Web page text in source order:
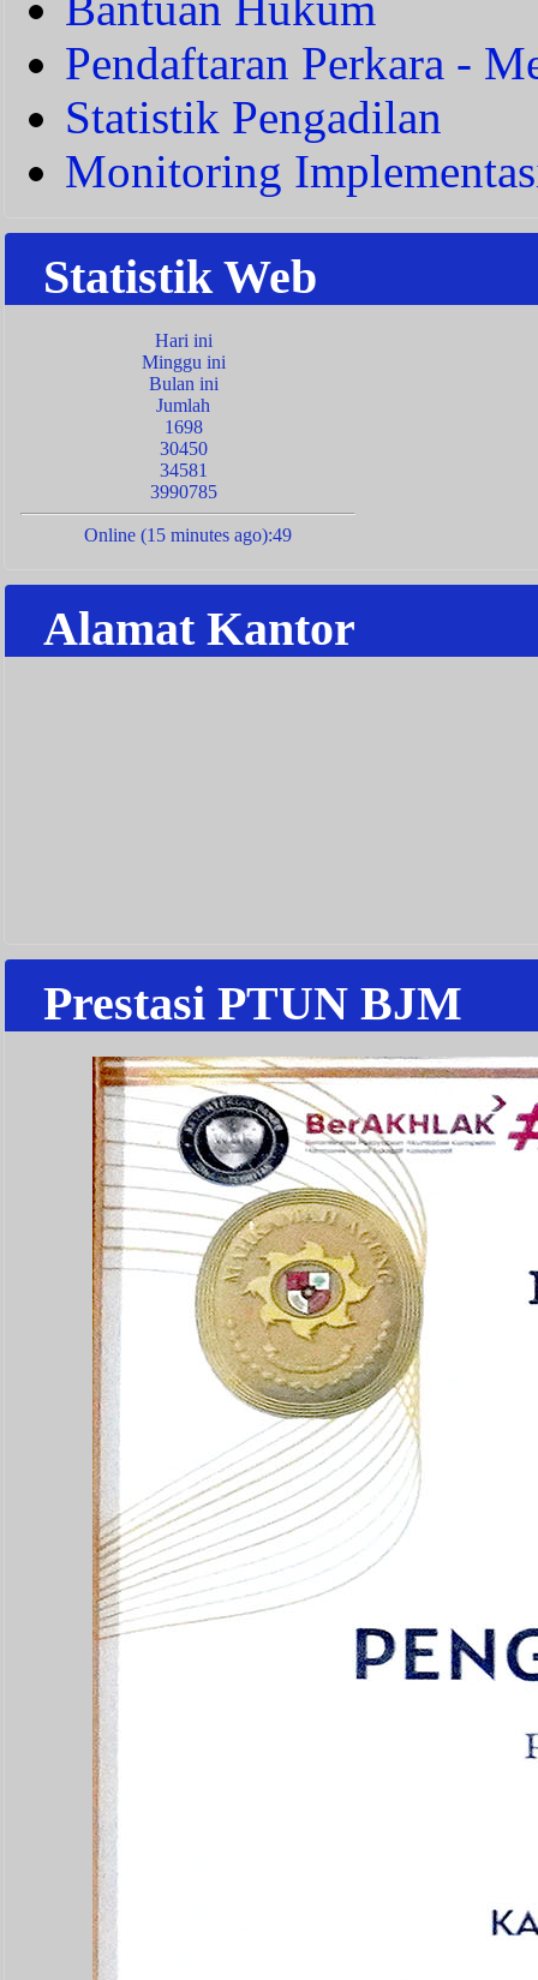
Pendaftaran Perkara -
Statistik Pengadilan
Monitoring
Statistik Web
Hari ini
Minggu ini
Bulan ini
Jumlah
1698
30450
34581
3990785
Online (15 minutes ago):49
Alamat Kantor
Prestasi PTUN BJM